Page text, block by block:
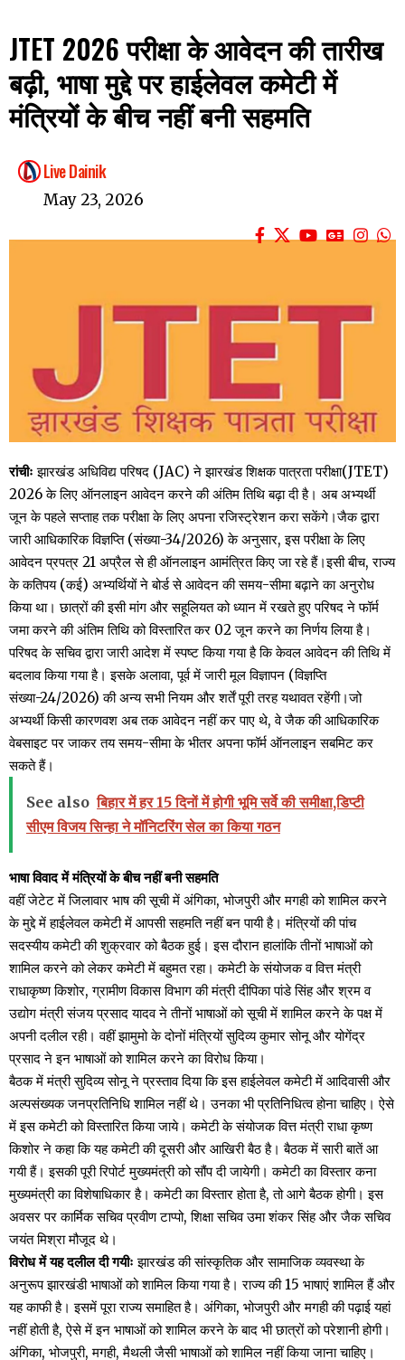
JTET 2026 परीक्षा के आवेदन की तारीख
बढ़ी, भाषा मुद्दे पर हाईलेवल कमेटी में
मंत्रियों के बीच नहीं बनी सहमति
Live Dainik
May 23, 2026
रांचीः झारखंड अधिविद्य परिषद (JAC) ने झारखंड शिक्षक पात्रता परीक्षा(JTET)
2026 के लिए ऑनलाइन आवेदन करने की अंतिम तिथि बढ़ा दी है। अब अभ्यर्थी
जून के पहले सप्ताह तक परीक्षा के लिए अपना रजिस्ट्रेशन करा सकेंगे।जैक द्वारा
जारी आधिकारिक विज्ञप्ति (संख्या-34/2026) के अनुसार, इस परीक्षा के लिए
आवेदन प्रपत्र 21 अप्रैल से ही ऑनलाइन आमंत्रित किए जा रहे हैं।इसी बीच, राज्य
के कतिपय (कई) अभ्यर्थियों ने बोर्ड से आवेदन की समय-सीमा बढ़ाने का अनुरोध
किया था। छात्रों की इसी मांग और सहूलियत को ध्यान में रखते हुए परिषद ने फॉर्म
जमा करने की अंतिम तिथि को विस्तारित कर 02 जून करने का निर्णय लिया है।
परिषद के सचिव द्वारा जारी आदेश में स्पष्ट किया गया है कि केवल आवेदन की तिथि में
बदलाव किया गया है। इसके अलावा, पूर्व में जारी मूल विज्ञापन (विज्ञप्ति
संख्या-24/2026) की अन्य सभी नियम और शर्तें पूरी तरह यथावत रहेंगी।जो
अभ्यर्थी किसी कारणवश अब तक आवेदन नहीं कर पाए थे, वे जैक की आधिकारिक
वेबसाइट पर जाकर तय समय-सीमा के भीतर अपना फॉर्म ऑनलाइन सबमिट कर
सकते हैं।
See also बिहार में हर 15 दिनों में होगी भूमि सर्वे की समीक्षा,डिप्टी
सीएम विजय सिन्हा ने मॉनिटरिंग सेल का किया गठन
भाषा विवाद में मंत्रियों के बीच नहीं बनी सहमति
वहीं जेटेट में जिलावार भाष की सूची में अंगिका, भोजपुरी और मगही को शामिल करने
के मुद्दे में हाईलेवल कमेटी में आपसी सहमति नहीं बन पायी है। मंत्रियों की पांच
सदस्यीय कमेटी की शुक्रवार को बैठक हुई। इस दौरान हालांकि तीनों भाषाओं को
शामिल करने को लेकर कमेटी में बहुमत रहा। कमेटी के संयोजक व वित्त मंत्री
राधाकृष्ण किशोर, ग्रामीण विकास विभाग की मंत्री दीपिका पांडे सिंह और श्रम व
उद्योग मंत्री संजय प्रसाद यादव ने तीनों भाषाओं को सूची में शामिल करने के पक्ष में
अपनी दलील रही। वहीं झामुमो के दोनों मंत्रियों सुदिव्य कुमार सोनू और योगेंद्र
प्रसाद ने इन भाषाओं को शामिल करने का विरोध किया।
बैठक में मंत्री सुदिव्य सोनू ने प्रस्ताव दिया कि इस हाईलेवल कमेटी में आदिवासी और
अल्पसंख्यक जनप्रतिनिधि शामिल नहीं थे। उनका भी प्रतिनिधित्व होना चाहिए। ऐसे
में इस कमेटी को विस्तारित किया जाये। कमेटी के संयोजक वित्त मंत्री राधा कृष्ण
किशोर ने कहा कि यह कमेटी की दूसरी और आखिरी बैठ है। बैठक में सारी बातें आ
गयी हैं। इसकी पूरी रिपोर्ट मुख्यमंत्री को सौंप दी जायेगी। कमेटी का विस्तार कना
मुख्यमंत्री का विशेषाधिकार है। कमेटी का विस्तार होता है, तो आगे बैठक होगी। इस
अवसर पर कार्मिक सचिव प्रवीण टाप्पो, शिक्षा सचिव उमा शंकर सिंह और जैक सचिव
जयंत मिश्रा मौजूद थे।
विरोध में यह दलील दी गयीः झारखंड की सांस्कृतिक और सामाजिक व्यवस्था के
अनुरूप झारखंडी भाषाओं को शामिल किया गया है। राज्य की 15 भाषाएं शामिल हैं और
यह काफी है। इसमें पूरा राज्य समाहित है। अंगिका, भोजपुरी और मगही की पढ़ाई यहां
नहीं होती है, ऐसे में इन भाषाओं को शामिल करने के बाद भी छात्रों को परेशानी होगी।
अंगिका, भोजपुरी, मगही, मैथली जैसी भाषाओं को शामिल नहीं किया जाना चाहिए।